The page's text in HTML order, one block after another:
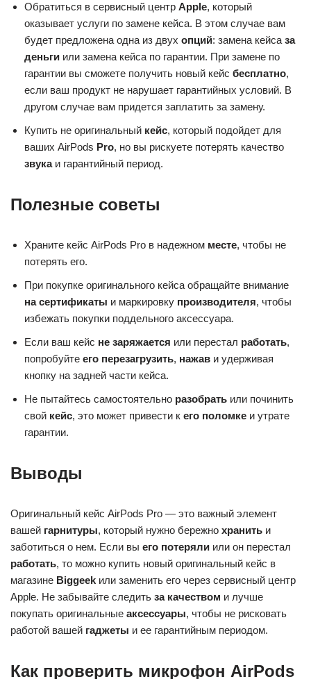
Обратиться в сервисный центр Apple, который
оказывает услуги по замене кейса. В этом случае вам
будет предложена одна из двух опций: замена кейса за
деньги или замена кейса по гарантии. При замене по
гарантии вы сможете получить новый кейс бесплатно,
если ваш продукт не нарушает гарантийных условий. В
другом случае вам придется заплатить за замену.
Купить не оригинальный кейс, который подойдет для
ваших AirPods Pro, но вы рискуете потерять качество
звукаи гарантийный период.
Полезные советы
Храните кейс AirPods Pro в надежном месте, чтобы не
потерять его.
При покупке оригинального кейса обращайте внимание
на сертификаты и маркировку производителя, чтобы
избежать покупки поддельного аксессуара.
Если ваш кейс не заряжается или перестал работать,
попробуйте его перезагрузить, нажав и удерживая
кнопку на задней части кейса.
Не пытайтесь самостоятельно разобрать или починить
свой кейс, это может привести к его поломке и утрате
гарантии.
Выводы
Оригинальный кейс AirPods Pro — это важный элемент
вашей гарнитуры, который нужно бережно хранить и
заботиться о нем. Если вы его потеряли или он перестал
работать, то можно купить новый оригинальный кейс в
магазине Biggeek или заменить его через сервисный центр
Apple. Не забывайте следить за качеством и лучше
покупать оригинальные аксессуары, чтобы не рисковать
работой вашей гаджеты и ее гарантийным периодом.
Как проверить микрофон AirPods